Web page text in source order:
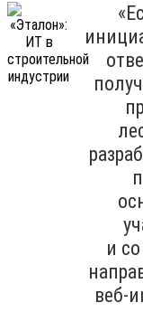
и
веб-